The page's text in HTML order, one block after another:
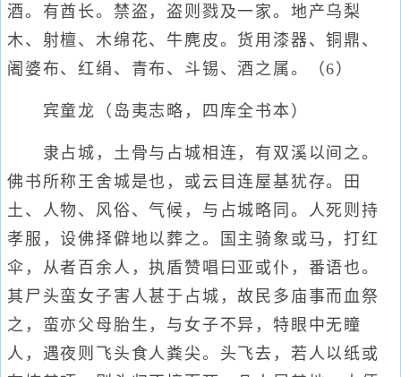
酒。有酋长。禁盗，盗则戮及一家。地产乌梨
木、射檀、木绵花、牛麂皮。货用漆器、铜鼎、
阇婆布、红绢、青布、斗锡、酒之属。（6）
宾童龙（岛夷志略，四库全书本）
隶占城，土骨与占城相连，有双溪以间之。
佛书所称王舍城是也，或云目连屋基犹存。田
土、人物、风俗、气候，与占城略同。人死则持
孝服，设佛择僻地以葬之。国主骑象或马，打红
伞，从者百余人，执盾赞唱曰亚或仆，番语也。
其尸头蛮女子害人甚于占城，故民多庙事而血祭
之，蛮亦父母胎生，与女子不异，特眼中无瞳
人，遇夜则飞头食人粪尖。头飞去，若人以纸或